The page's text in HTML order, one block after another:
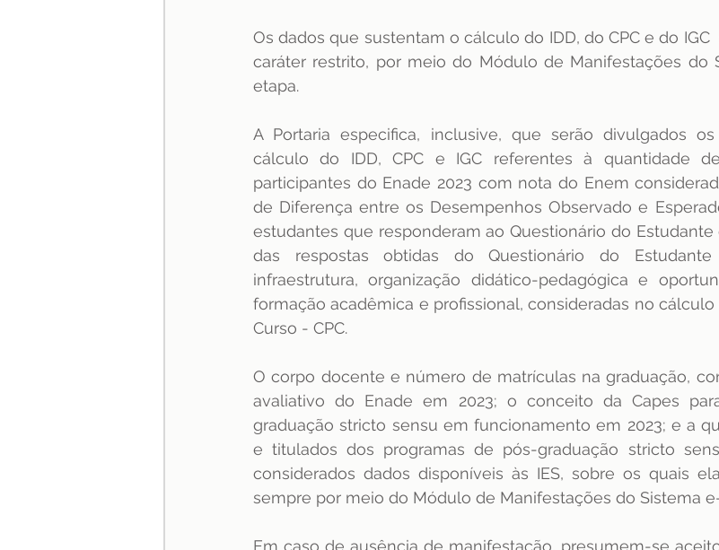
Os dados que sustentam o cálculo do IDD, do CPC e do IGC
caráter restrito, por meio do Módulo de Manifestações do
etapa.
A Portaria especifica, inclusive, que serão divulgados
cálculo do IDD, CPC e IGC referentes à quantidade
participantes do Enade 2023 com nota do Enem
de Diferença entre os Desempenhos Observado e
estudantes que responderam ao Questionário do Estudante
das respostas obtidas do Questionário do
infraestrutura, organização didático-pedagógica e
formação acadêmica e profissional, consideradas no
Curso - CPC.
O corpo docente e número de matrículas na graduação,
avaliativo do Enade em 2023; o conceito da Capes
graduação stricto sensu em funcionamento em 2023; e a
e titulados dos programas de pós-graduação stricto
considerados dados disponíveis às IES, sobre os quais
sempre por meio do Módulo de Manifestações do Sistema
Em caso de ausência de manifestação, presumem-se